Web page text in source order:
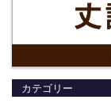
カテゴリー